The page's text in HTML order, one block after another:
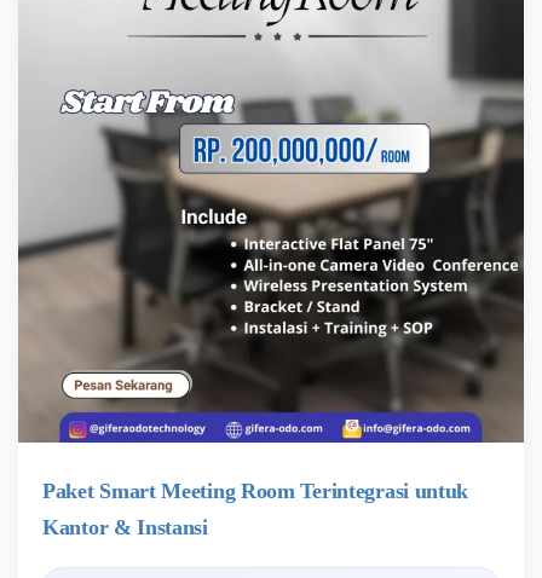
Paket Smart Meeting Room Terintegrasi untuk
Kantor & Instansi